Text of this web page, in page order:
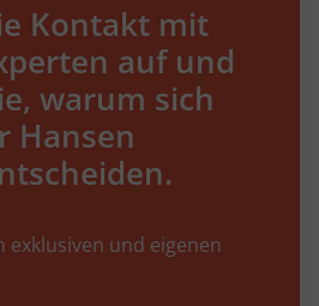
Kontakt mit
auf und
warum sich
Hansen
exklusiven und eigenen